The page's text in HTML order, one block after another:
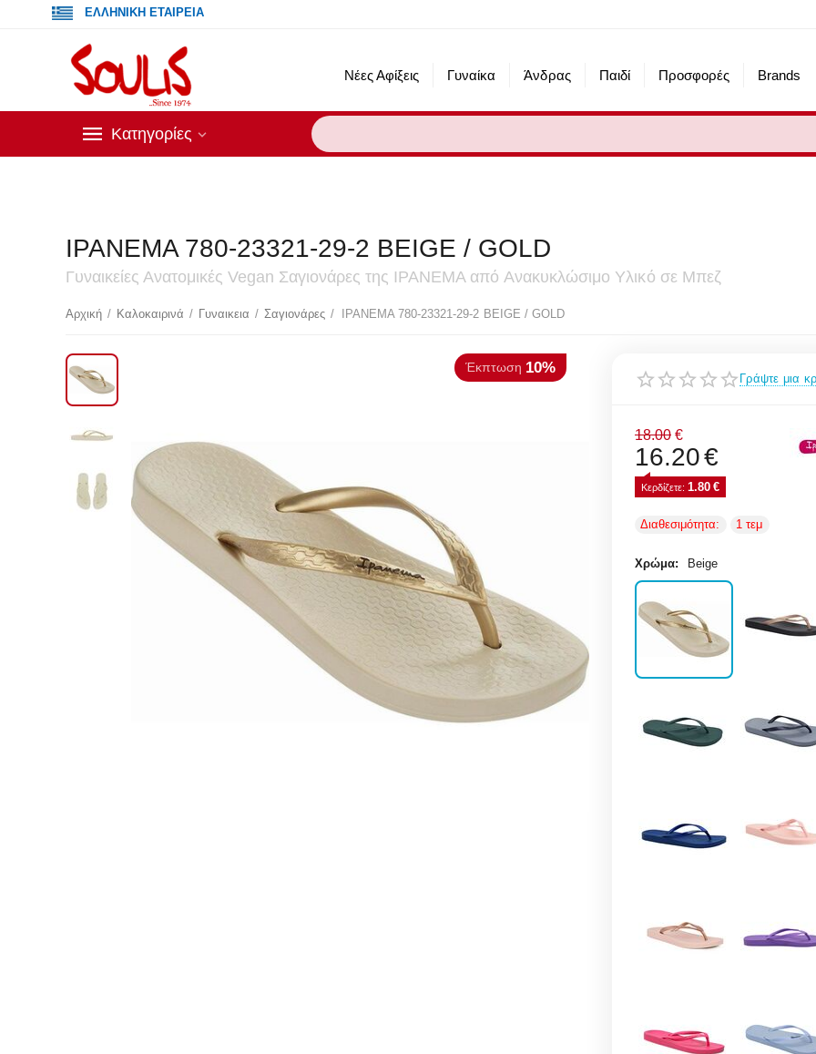
ΕΛΛΗΝΙΚΗ ΕΤΑΙΡΕΙΑ
Νέες Αφίξεις Γυναίκα Άνδρας Παιδί Προσφορές Brands
Κατηγορίες
IPANEMA 780-23321-29-2 BEIGE / GOLD
Γυναικείες Ανατομικές Vegan Σαγιονάρες της IPANEMA από Aνακυκλώσιμο Υλικό σε Μπεζ
Αρχική / Καλοκαιρινά / Γυναικεια / Σαγιονάρες / IPANEMA 780-23321-29-2 BEIGE / GOLD
10%
Γράψτε μια
18.00 €
16.20€
Κερδίζετε: 1.80 €
Διαθεσιμότητα: 1 τεμ
Χρώμα: Beige